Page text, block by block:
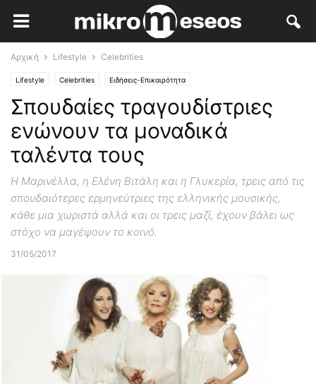
Αρχική Lifestyle Celebrities
Lifestyle Celebrities Ειδήσεις-Επικαιρότητα
Σπουδαίες τραγουδίστριες
ενώνουν τα μοναδικά
ταλέντα τους
Η Μαρινέλλα, η Ελένη Βιτάλη και η Γλυκερία, τρεις από τις
σπουδαιότερες ερμηνεύτριες της ελληνικής μουσικής,
κάθε μια χωριστά αλλά και οι τρεις μαζί, έχουν βάλει ως
στόχο να μαγέψουν το κοινό.
31/05/2017